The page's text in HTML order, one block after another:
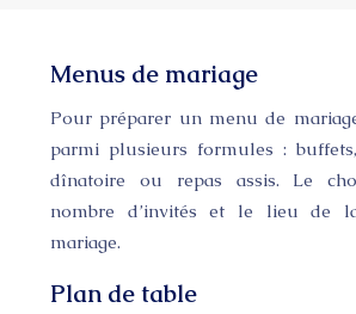
Menus de mariage
Pour préparer un menu de
parmi plusieurs formules :
dînatoire ou repas assis. Le
nombre d’invités et le lieu de
mariage.
Plan de table